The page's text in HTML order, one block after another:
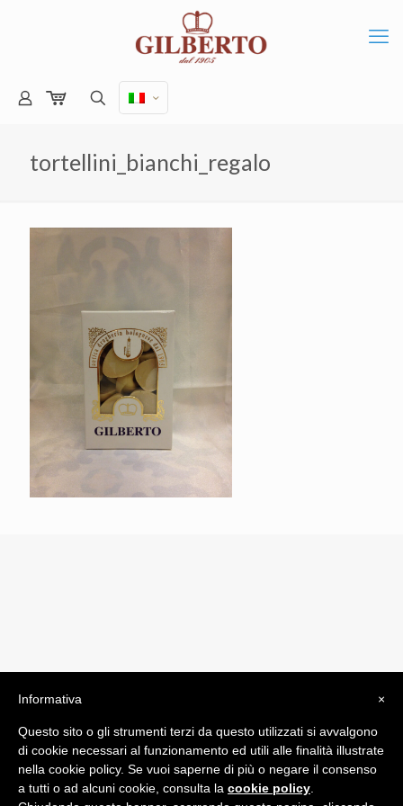
tortellini_bianchi_regalo
byComunicatori su Misura srl
Termini e Condizioni di Vendita - Terms and Conditions
ITA:
×
Informativa
Questo sito o gli strumenti terzi da questo utilizzati si avvalgono
di cookie necessari al funzionamento ed utili alle finalità illustrate
nella cookie policy. Se vuoi saperne di più o negare il consenso
a tutti o ad alcuni cookie, consulta la cookie policy